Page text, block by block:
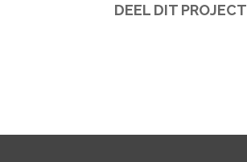
DEEL DIT PROJECT